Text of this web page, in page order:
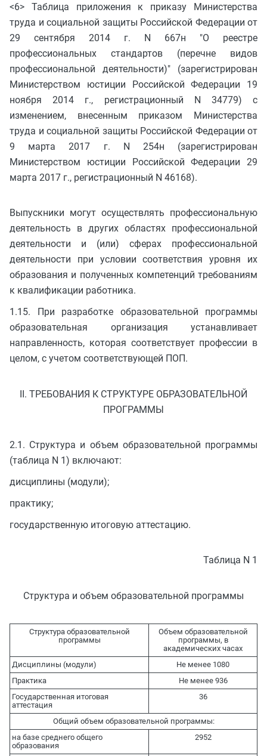
<6> Таблица приложения к приказу Министерства
труда и социальной защиты Российской Федерации от
29 сентября 2014 г. N 667н "О реестре
профессиональных стандартов (перечне видов
профессиональной деятельности)" (зарегистрирован
Министерством юстиции Российской Федерации 19
ноября 2014 г., регистрационный N 34779) с
изменением, внесенным приказом Министерства
труда и социальной защиты Российской Федерации от
9 марта 2017 г. N 254н (зарегистрирован
Министерством юстиции Российской Федерации 29
марта 2017 г., регистрационный N 46168).
Выпускники могут осуществлять профессиональную
деятельность в других областях профессиональной
деятельности и (или) сферах профессиональной
деятельности при условии соответствия уровня их
образования и полученных компетенций требованиям
к квалификации работника.
1.15. При разработке образовательной программы
образовательная организация устанавливает
направленность, которая соответствует профессии в
целом, с учетом соответствующей ПОП.
II. ТРЕБОВАНИЯ К СТРУКТУРЕ ОБРАЗОВАТЕЛЬНОЙ
ПРОГРАММЫ
2.1. Структура и объем образовательной программы
(таблица N 1) включают:
дисциплины (модули);
практику;
государственную итоговую аттестацию.
Таблица N 1
Структура и объем образовательной программы
Структура образовательной
программы
Объем образовательной
программы, в
академических часах
Дисциплины (модули)
Не менее 1080
Практика
Не менее 936
Государственная итоговая
аттестация
36
Общий объем образовательной программы:
на базе среднего общего
образования
2952